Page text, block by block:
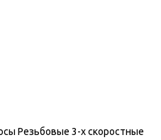
Резьбовые 3-х скоростные